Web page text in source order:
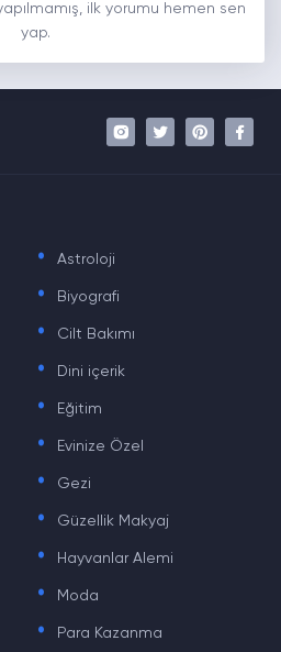
ilk yorumu hemen sen
yap.
. Astroloji
. Biyografi
. Cilt Bakımı
. Dini içerik
. Eğitim
. Evinize Özel
. Gezi
. Güzellik Makyaj
. Hayvanlar Alemi
. Moda
. Para Kazanma